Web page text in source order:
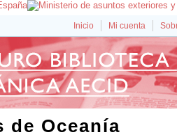
Inicio Mi cuenta
de Oceanía